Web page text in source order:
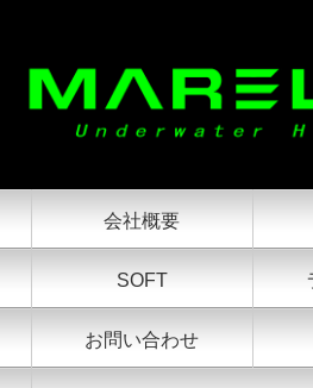
会社概要
SOFT
お問い合わせ